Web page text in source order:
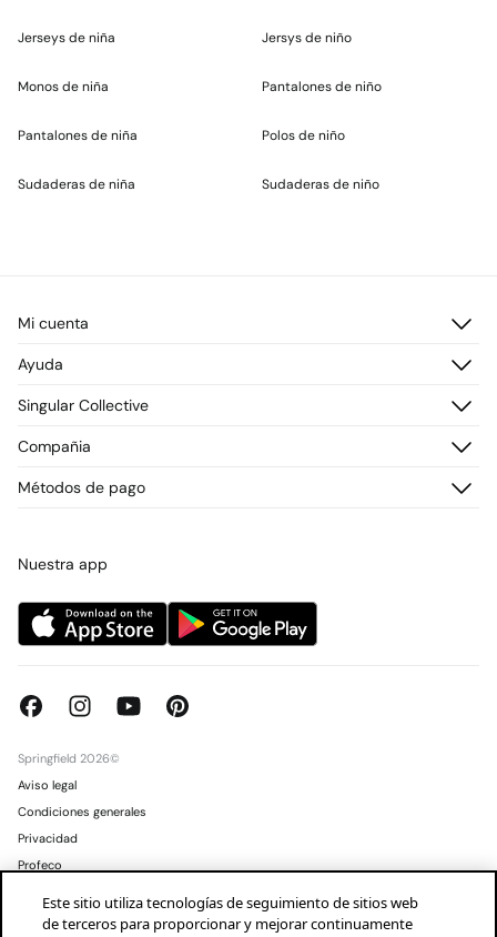
Jerseys de niña
Monos de niña
Pantalones de niña
Sudaderas de niña
Jersys de niño
Pantalones de niño
Polos de niño
Sudaderas de niño
Mi cuenta
Registrarme
Direcciones de envío
Ayuda
Preguntas frecuentes
Envío
Promociones vigentes
Singular Collective
¡Únete!
Compañia
Tiendas
Métodos de pago
Nuestra app
Springfield 2026©
Aviso legal
Condiciones generales
Privacidad
Profeco
Este sitio utiliza tecnologías de seguimiento de sitios web
de terceros para proporcionar y mejorar continuamente